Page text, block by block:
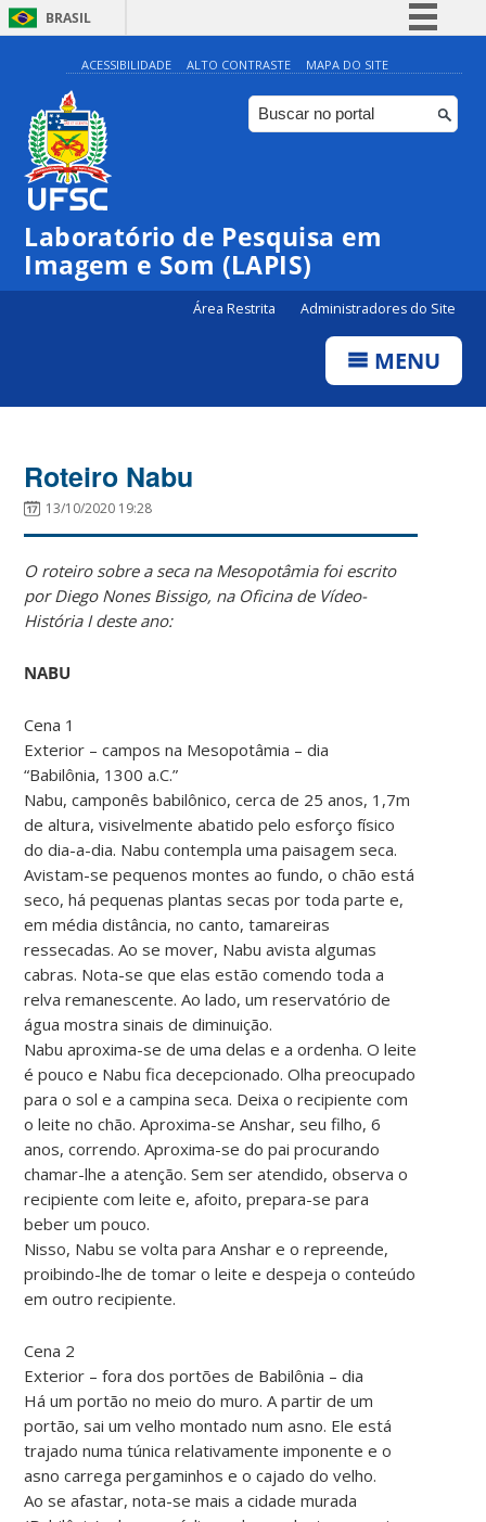
BRASIL
Simplifique!
Comunica BR
Participe
Canais
ACESSIBILIDADE ALTO CONTRASTE MAPA DO SITE
Laboratório de Pesquisa em
Imagem e Som (LAPIS)
Área Restrita Administradores do Site
MENU
Roteiro Nabu
13/10/2020 19:28
O roteiro sobre a seca na Mesopotâmia foi escrito
por Diego Nones Bissigo, na Oficina de Vídeo-
História I deste ano:
NABU
Cena 1
Exterior – campos na Mesopotâmia – dia
“Babilônia, 1300 a.C.”
Nabu, camponês babilônico, cerca de 25 anos, 1,7m
de altura, visivelmente abatido pelo esforço físico
do dia-a-dia. Nabu contempla uma paisagem seca.
Avistam-se pequenos montes ao fundo, o chão está
seco, há pequenas plantas secas por toda parte e,
em média distância, no canto, tamareiras
ressecadas. Ao se mover, Nabu avista algumas
cabras. Nota-se que elas estão comendo toda a
relva remanescente. Ao lado, um reservatório de
água mostra sinais de diminuição.
Nabu aproxima-se de uma delas e a ordenha. O leite
é pouco e Nabu fica decepcionado. Olha preocupado
para o sol e a campina seca. Deixa o recipiente com
o leite no chão. Aproxima-se Anshar, seu filho, 6
anos, correndo. Aproxima-se do pai procurando
chamar-lhe a atenção. Sem ser atendido, observa o
recipiente com leite e, afoito, prepara-se para
beber um pouco.
Nisso, Nabu se volta para Anshar e o repreende,
proibindo-lhe de tomar o leite e despeja o conteúdo
em outro recipiente.
Cena 2
Exterior – fora dos portões de Babilônia – dia
Há um portão no meio do muro. A partir de um
portão, sai um velho montado num asno. Ele está
trajado numa túnica relativamente imponente e o
asno carrega pergaminhos e o cajado do velho.
Ao se afastar, nota-se mais a cidade murada